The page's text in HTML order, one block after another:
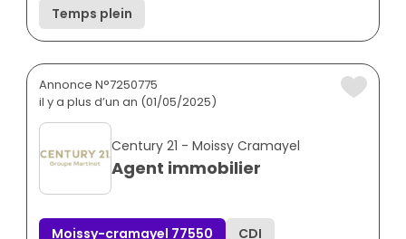
Temps plein
Annonce N°7250775
il y a plus d’un an (01/05/2025)
Century 21 - Moissy Cramayel
Agent immobilier
Moissy-cramayel 77550
CDI